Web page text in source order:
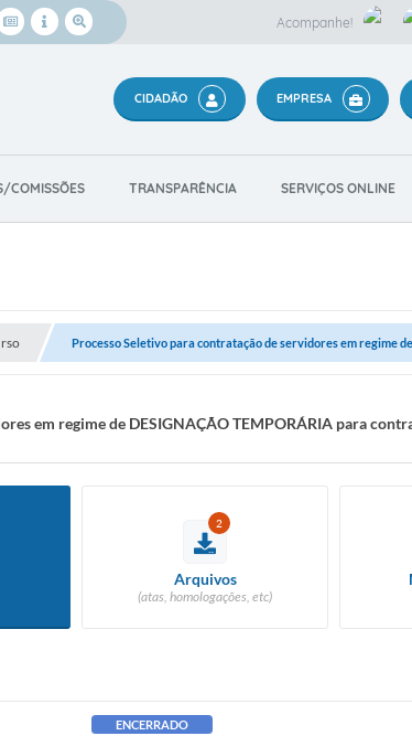
Acompanhe!
CIDADÃO EMPRESA
COMISSÕES TRANSPARÊNCIA SERVIÇOS ONLINE
Processo Seletivo para contratação de servidores em regime
em regime de DESIGNAÇÃO TEMPORÁRIA para
2
Arquivos
(atas, homologações, etc)
ENCERRADO